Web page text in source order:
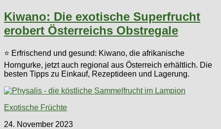
Kiwano: Die exotische Superfrucht
erobert Österreichs Obstregale
⭐ Erfrischend und gesund: Kiwano, die afrikanische
Horngurke, jetzt auch regional aus Österreich erhältlich. Die
besten Tipps zu Einkauf, Rezeptideen und Lagerung.
Exotische Früchte
24. November 2023